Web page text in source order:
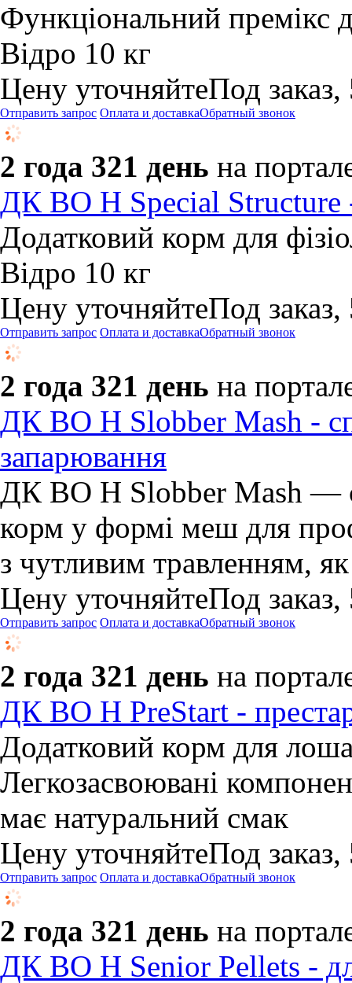
Функціональний премікс
Відро 10 кг
Цену уточняйтеПод
Отправить запрос Оплата и доставкаОбратный звонок
2 года 321 день на
ДК BO H Special Structure
Додатковий корм для
Відро 10 кг
Цену уточняйтеПод
Отправить запрос Оплата и доставкаОбратный звонок
2 года 321 день на
ДК BO H Slobber Mash -
запарювання
ДК BO H Slobber Mash —
корм у формі меш для
з чутливим травленням,
Цену уточняйтеПод
Отправить запрос Оплата и доставкаОбратный звонок
2 года 321 день на
ДК ВО Н PreStart -
Додатковий корм для
Легкозасвоювані
має натуральний смак
Цену уточняйтеПод
Отправить запрос Оплата и доставкаОбратный звонок
2 года 321 день на
​ДК ВО Н Senior Pellets -